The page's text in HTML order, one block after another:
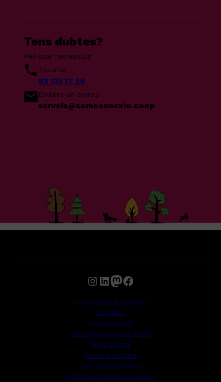
Tens dubtes?
Pel que necessitis
Truca’ns
93 131 17 28
Envia’ns un correu
serveis@somconnexio.coop
Instagram LinkedIn Mastodon Facebook
Junta arbitral consum
Estatuts
Balanç social
Condicions contractació
Avís Legal
Política cookies
Política privadesa
Política privadesa a xarxes